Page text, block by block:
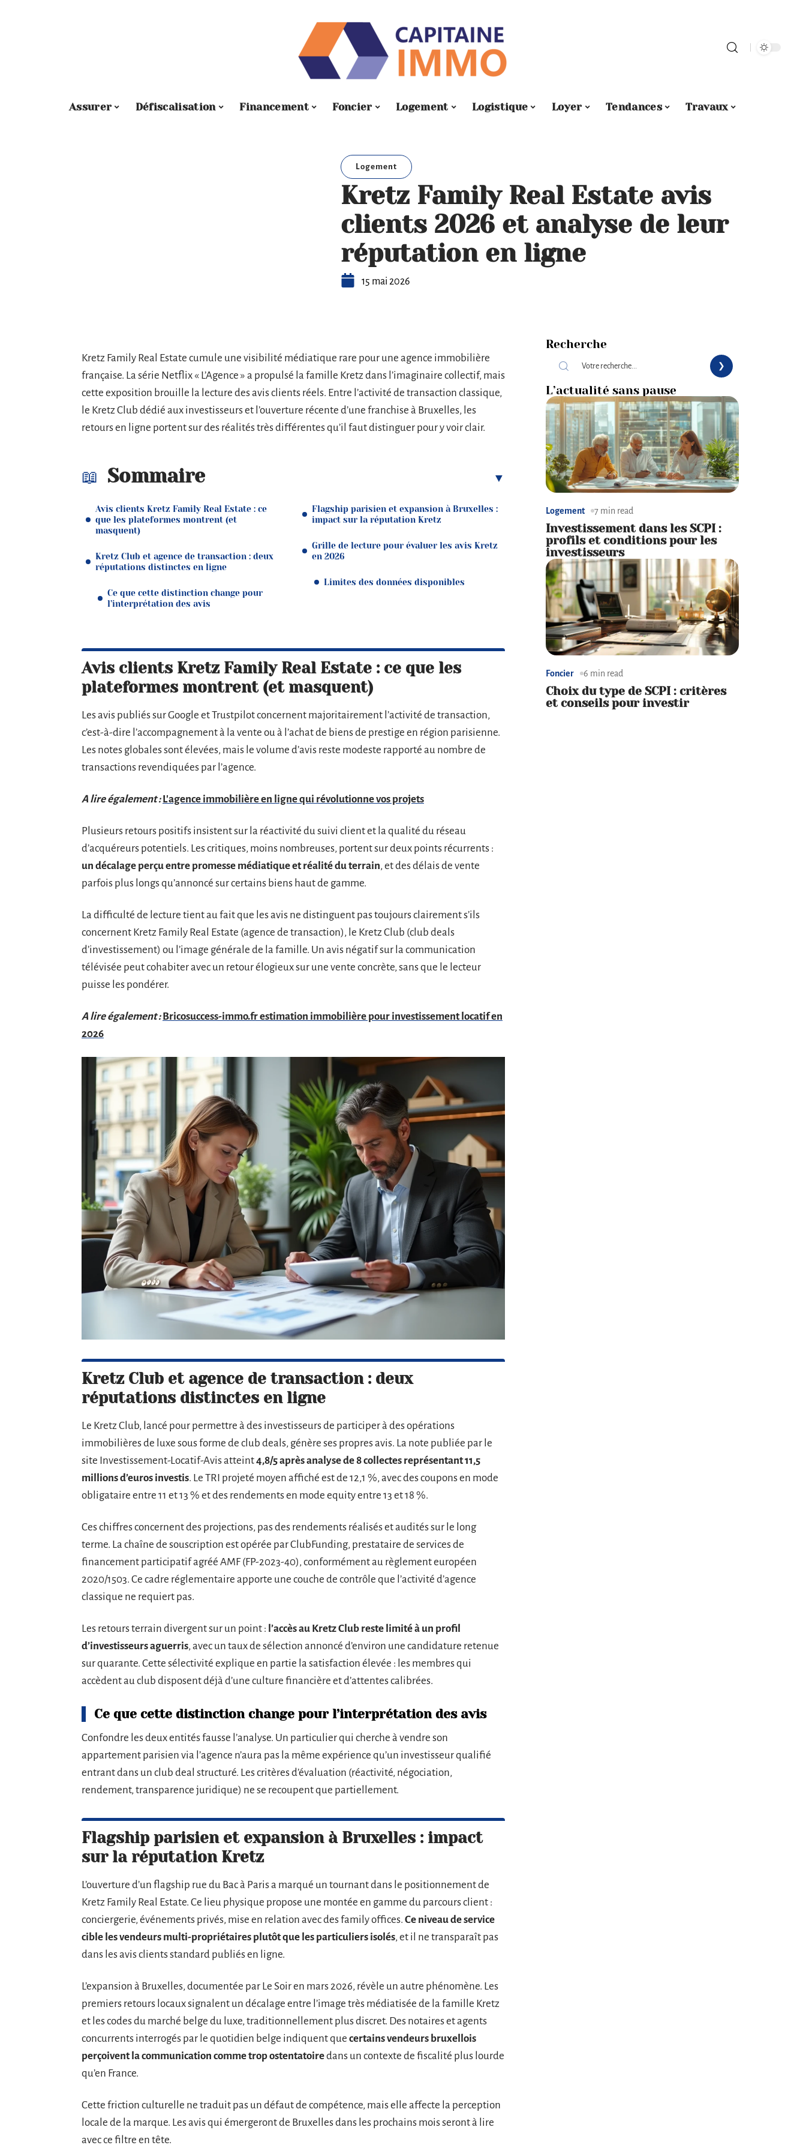
Assurer Défiscalisation Financement Foncier Logement Logistique Loyer Tendances Travaux
Logement
Kretz Family Real Estate avis
clients 2026 et analyse de leur
réputation en ligne
15 mai 2026
Kretz Family Real Estate cumule une visibilité médiatique rare pour une agence immobilière
française. La série Netflix « L’Agence » a propulsé la famille Kretz dans l’imaginaire collectif, mais
cette exposition brouille la lecture des avis clients réels. Entre l’activité de transaction classique,
le Kretz Club dédié aux investisseurs et l’ouverture récente d’une franchise à Bruxelles, les
retours en ligne portent sur des réalités très différentes qu’il faut distinguer pour y voir clair.
Sommaire
Avis clients Kretz Family Real Estate : ce
que les plateformes montrent (et
masquent)
Kretz Club et agence de transaction : deux
réputations distinctes en ligne
Ce que cette distinction change pour
l’interprétation des avis
Flagship parisien et expansion à Bruxelles :
impact sur la réputation Kretz
Grille de lecture pour évaluer les avis Kretz
en 2026
Limites des données disponibles
Avis clients Kretz Family Real Estate : ce que les
plateformes montrent (et masquent)
Les avis publiés sur Google et Trustpilot concernent majoritairement l’activité de transaction,
c’est-à-dire l’accompagnement à la vente ou à l’achat de biens de prestige en région parisienne.
Les notes globales sont élevées, mais le volume d’avis reste modeste rapporté au nombre de
transactions revendiquées par l’agence.
A lire également : L'agence immobilière en ligne qui révolutionne vos projets
Plusieurs retours positifs insistent sur la réactivité du suivi client et la qualité du réseau
d’acquéreurs potentiels. Les critiques, moins nombreuses, portent sur deux points récurrents :
un décalage perçu entre promesse médiatique et réalité du terrain, et des délais de vente
parfois plus longs qu’annoncé sur certains biens haut de gamme.
La difficulté de lecture tient au fait que les avis ne distinguent pas toujours clairement s’ils
concernent Kretz Family Real Estate (agence de transaction), le Kretz Club (club deals
d’investissement) ou l’image générale de la famille. Un avis négatif sur la communication
télévisée peut cohabiter avec un retour élogieux sur une vente concrète, sans que le lecteur
puisse les pondérer.
A lire également : Bricosuccess-immo.fr estimation immobilière pour investissement locatif en
2026
Kretz Club et agence de transaction : deux
réputations distinctes en ligne
Le Kretz Club, lancé pour permettre à des investisseurs de participer à des opérations
immobilières de luxe sous forme de club deals, génère ses propres avis. La note publiée par le
site Investissement-Locatif-Avis atteint4,8/5 après analyse de 8 collectes représentant 11,5
millions d’euros investis. Le TRI projeté moyen affiché est de 12,1 %, avec des coupons en mode
obligataire entre 11 et 13 % et des rendements en mode equity entre 13 et 18 %.
Ces chiffres concernent des projections, pas des rendements réalisés et audités sur le long
terme. La chaîne de souscription est opérée par ClubFunding, prestataire de services de
financement participatif agréé AMF (FP-2023-40), conformément au règlement européen
2020/1503. Ce cadre réglementaire apporte une couche de contrôle que l’activité d’agence
classique ne requiert pas.
Les retours terrain divergent sur un point : l’accès au Kretz Club reste limité à un profil
d’investisseurs aguerris, avec un taux de sélection annoncé d’environ une candidature retenue
sur quarante. Cette sélectivité explique en partie la satisfaction élevée : les membres qui
accèdent au club disposent déjà d’une culture financière et d’attentes calibrées.
Ce que cette distinction change pour l’interprétation des avis
Confondre les deux entités fausse l’analyse. Un particulier qui cherche à vendre son
appartement parisien via l’agence n’aura pas la même expérience qu’un investisseur qualifié
entrant dans un club deal structuré. Les critères d’évaluation (réactivité, négociation,
rendement, transparence juridique) ne se recoupent que partiellement.
Flagship parisien et expansion à Bruxelles : impact
sur la réputation Kretz
L’ouverture d’un flagship rue du Bac à Paris a marqué un tournant dans le positionnement de
Kretz Family Real Estate. Ce lieu physique propose une montée en gamme du parcours client :
conciergerie, événements privés, mise en relation avec des family offices. Ce niveau de service
cible les vendeurs multi-propriétaires plutôt que les particuliers isolés, et il ne transparaît pas
dans les avis clients standard publiés en ligne.
L’expansion à Bruxelles, documentée par Le Soir en mars 2026, révèle un autre phénomène. Les
premiers retours locaux signalent un décalage entre l’image très médiatisée de la famille Kretz
et les codes du marché belge du luxe, traditionnellement plus discret. Des notaires et agents
concurrents interrogés par le quotidien belge indiquent que certains vendeurs bruxellois
perçoivent la communication comme trop ostentatoiredans un contexte de fiscalité plus lourde
qu’en France.
Cette friction culturelle ne traduit pas un défaut de compétence, mais elle affecte la perception
locale de la marque. Les avis qui émergeront de Bruxelles dans les prochains mois seront à lire
avec ce filtre en tête.
Recherche
L’actualité sans pause
Logement 7 min read
Investissement dans les SCPI :
profils et conditions pour les
investisseurs
Foncier 6 min read
Choix du type de SCPI : critères
et conseils pour investir